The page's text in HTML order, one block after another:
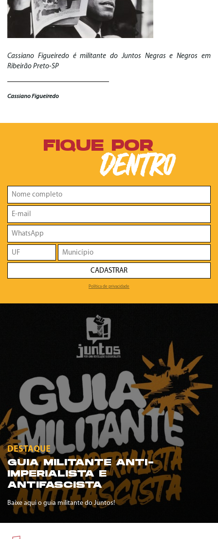
Cassiano Figueiredo é militante do Juntos Negras e Negros em
Ribeirão Preto-SP
Cassiano Figueiredo
FIQUE POR
DENTRO
CADASTRAR
Política de privacidade
DESTAQUE
GUIA MILITANTE ANTI-
IMPERIALISTA E
ANTIFASCISTA
Baixe aqui o guia militante do Juntos!